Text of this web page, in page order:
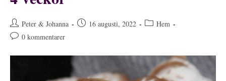
Inläggsförfattare:
Peter & Johanna
Inlägget16 augusti, 2022 Inläggskategori:
Hem
Kommentarer
inlägget:
0 kommentarer